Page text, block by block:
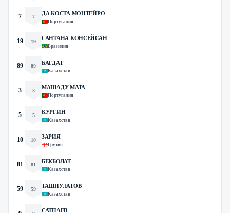
7 7
ДА КОСТА МОНТЕЙРО
Португалия
19 19
САНТАНА КОНСЕЙСАН
Бразилия
89 89
БАГДАТ
Казахстан
3 3
МАШАДУ МАТА
Португалия
5 5
КУРГИН
Казахстан
10 10
ЗАРИЯ
Грузия
81 81
БЕКБОЛАТ
Казахстан
59 59
ТАШПУЛАТОВ
Казахстан
САТПАЕВ